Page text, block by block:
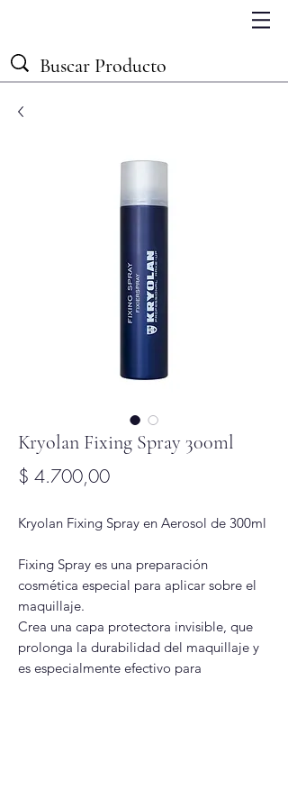
Kryolan Fixing Spray 300ml
$ 4.700,00Precio
Kryolan Fixing Spray en Aerosol de 300ml
Fixing Spray es una preparación
cosmética especial para aplicar sobre el
maquillaje.
Crea una capa protectora invisible, que
prolonga la durabilidad del maquillaje y
es especialmente efectivo para